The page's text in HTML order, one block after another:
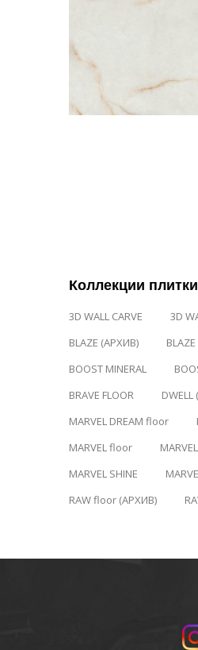
Коллекции
3D WALL CARVE 3D
BLAZE (АРХИВ)
BOOST MINERAL
BRAVE FLOOR
MARVEL DREAM floor
MARVEL floor
MARVEL SHINE
RAW floor (АРХИВ)